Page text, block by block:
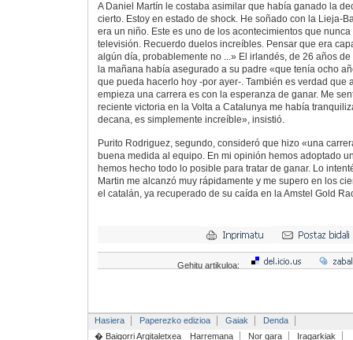
A Daniel Martín le costaba asimilar que había ganado la
cierto. Estoy en estado de shock. He soñado con la Lieja-
era un niño. Este es uno de los acontecimientos que
televisión. Recuerdo duelos increíbles. Pensar que era
algún día, probablemente no ...» El irlandés, de 26 años
la mañana había asegurado a su padre «que tenía ocho
que pueda hacerlo hoy -por ayer-. También es verdad que
empieza una carrera es con la esperanza de ganar. Me
reciente victoria en la Volta a Catalunya me había
decana, es simplemente increíble», insistió.
Purito Rodriguez, segundo, consideró que hizo «una
buena medida al equipo. En mi opinión hemos adoptado
hemos hecho todo lo posible para tratar de ganar. Lo
Martin me alcanzó muy rápidamente y me supero en los
el catalán, ya recuperado de su caída en la Amstel Gold
Gehitu artikuloa:
Hasiera Paperezko edizioa Gaiak
Denda
� Baigorri Argitaletxea
Harremana Nor gara Iragarkiak